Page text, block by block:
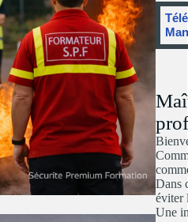
Dans
éviter
Une